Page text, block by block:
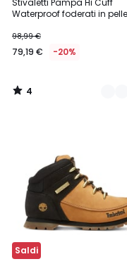
Stivaletti Pampa Hi Cuff
Waterproof foderati in pelle
98,99 €
79,19 € -20%
5
Colori
4
/
Saldi